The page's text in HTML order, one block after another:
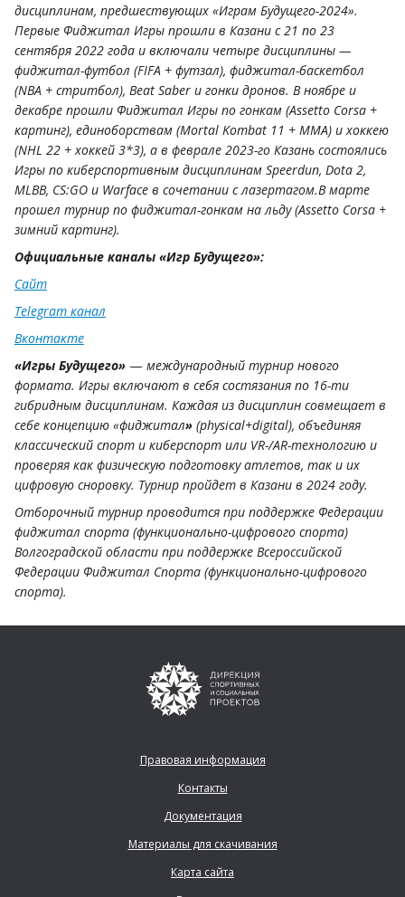
дисциплинам, предшествующих «Играм Будущего-2024».
Первые Фиджитал Игры прошли в Казани с 21 по 23
сентября 2022 года и включали четыре дисциплины —
фиджитал-футбол (FIFA + футзал), фиджитал-баскетбол
(NBA + стритбол), Beat Saber и гонки дронов. В ноябре и
декабре прошли Фиджитал Игры по гонкам (Assetto Corsa +
картинг), единоборствам (Mortal Kombat 11 + MMA) и хоккею
(NHL 22 + хоккей 3*3), а в феврале 2023-го Казань состоялись
Игры по киберспортивным дисциплинам Speerdun, Dota 2,
MLBB, CS:GO и Warface в сочетании с лазертагом.В марте
прошел турнир по фиджитал-гонкам на льду (Assetto Corsa +
зимний картинг).
Официальные каналы «Игр Будущего»:
Сайт
Telegram канал
Вконтакте
«Игры Будущего» — международный турнир нового
формата. Игры включают в себя состязания по 16-ти
гибридным дисциплинам. Каждая из дисциплин совмещает в
себе концепцию «фиджитал» (physical+digital), объединяя
классический спорт и киберспорт или VR-/AR-технологию и
проверяя как физическую подготовку атлетов, так и их
цифровую сноровку. Турнир пройдет в Казани в 2024 году.
Отборочный турнир проводится при поддержке Федерации
фиджитал спорта (функционально-цифрового спорта)
Волгоградской области при поддержке Всероссийской
Федерации Фиджитал Спорта (функционально-цифрового
спорта).
Правовая информация
Контакты
Документация
Материалы для скачивания
Карта сайта